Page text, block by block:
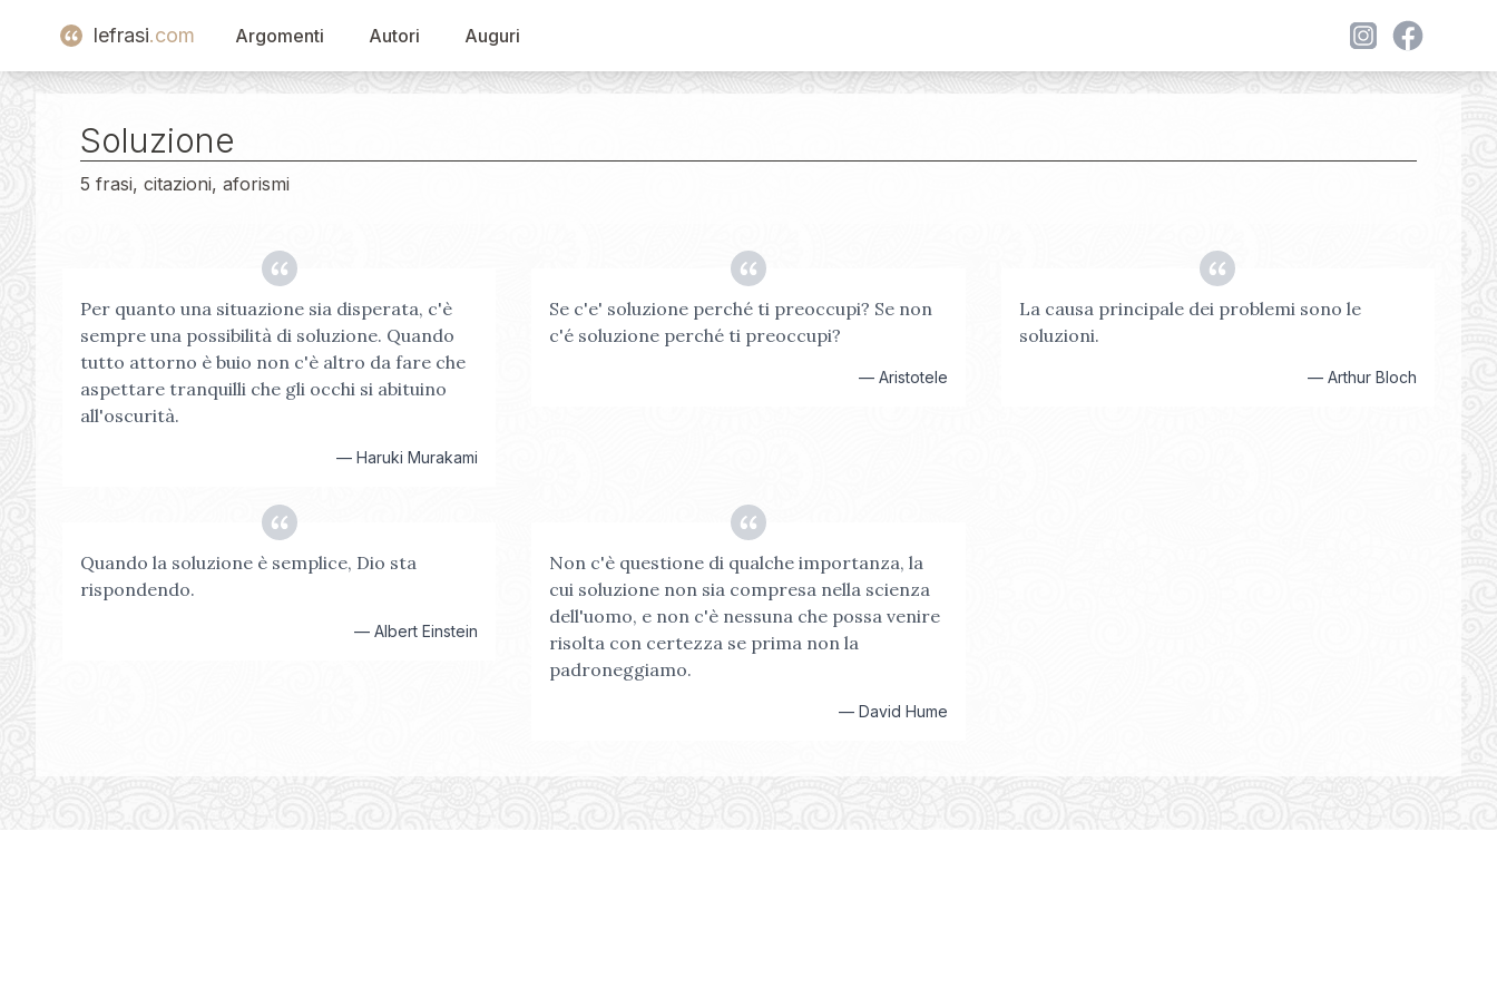
lefrasi.com Argomenti Autori Auguri
Soluzione
5 frasi, citazioni, aforismi
Per quanto una situazione sia disperata, c'è
sempre una possibilità di soluzione. Quando
tutto attorno è buio non c'è altro da fare che
aspettare tranquilli che gli occhi si abituino
all'oscurità.
—Haruki Murakami
Se c'e' soluzione perché ti preoccupi? Se non
c'é soluzione perché ti preoccupi?
— Aristotele
La causa principale dei problemi sono le
soluzioni.
— Arthur Bloch
Quando la soluzione è semplice, Dio sta
rispondendo.
—Albert Einstein
Non c'è questione di qualche importanza, la
cui soluzione non sia compresa nella scienza
dell'uomo, e non c'è nessuna che possa venire
risolta con certezza se prima non la
padroneggiamo.
— David Hume